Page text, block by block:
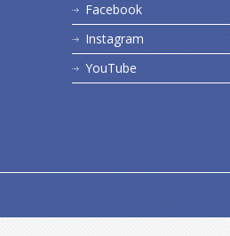
Facebook
Instagram
YouTube